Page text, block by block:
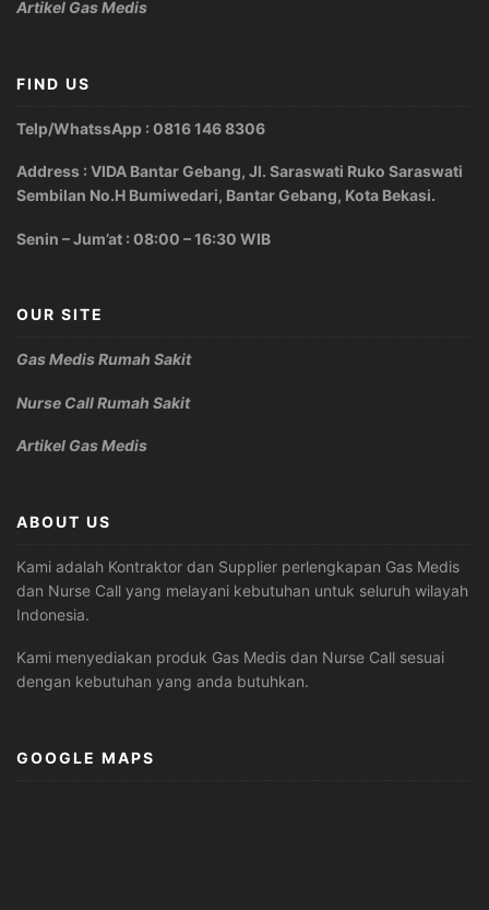
Artikel Gas Medis
FIND US
Telp/WhatssApp : 0816 146 8306
Address : VIDA Bantar Gebang, Jl. Saraswati Ruko Saraswati
Sembilan No.H Bumiwedari, Bantar Gebang, Kota Bekasi.
Senin – Jum’at : 08:00 – 16:30 WIB
OUR SITE
Gas Medis Rumah Sakit
Nurse Call Rumah Sakit
Artikel Gas Medis
ABOUT US
Kami adalah Kontraktor dan Supplier perlengkapan Gas Medis
dan Nurse Call yang melayani kebutuhan untuk seluruh wilayah
Indonesia.
Kami menyediakan produk Gas Medis dan Nurse Call sesuai
dengan kebutuhan yang anda butuhkan.
GOOGLE MAPS